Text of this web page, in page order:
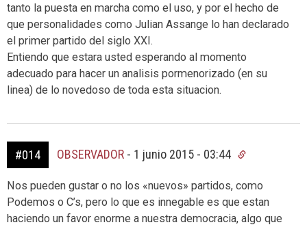
tanto la puesta en marcha como el uso, y por el hecho de
que personalidades como Julian Assange lo han declarado
el primer partido del siglo XXI.
Entiendo que estara usted esperando al momento
adecuado para hacer un analisis pormenorizado (en su
linea) de lo novedoso de toda esta situacion.
#014 OBSERVADOR - 1 junio 2015 - 03:44
Nos pueden gustar o no los «nuevos» partidos, como
Podemos o C’s, pero lo que es innegable es que estan
haciendo un favor enorme a nuestra democracia, algo que